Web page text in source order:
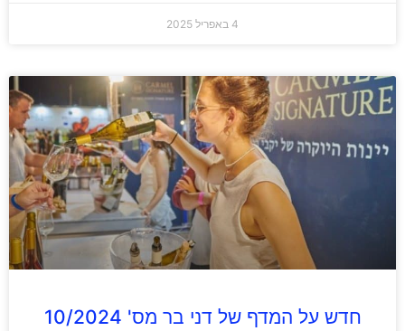
4 באפריל 2025
חדש על המדף של דני בר מס' 10/2024